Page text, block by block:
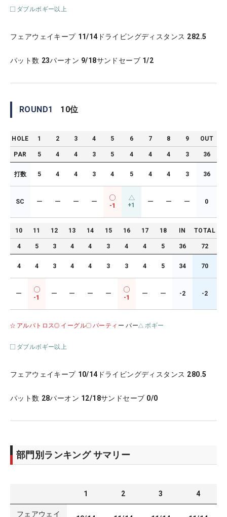
ダブルボギー以上
フェアウェイキープ 11/14 ドライビングディスタンス 282.5
パット数 23パーオン 9/18サンドセーブ 1/2
ROUND1 10位
HOLE 1 2 3 4 5 6 7 8 9 OUT
PAR 5 4 4 3 5 4 4 4 3 36
打数 5 4 4 3 4 5 4 4 3 36
SC ー ー ー ー
-1 +1 ー ー ー 0
10 11 12 13 14 15 16 17 18 IN TOTAL
4 5 3 4 4 3 4 4 5 36 72
4 4 3 4 4 3 3 4 5 34 70
ー
-1
ー ー ー ー
-1
ー ー -2 -2
アルバトロス イーグル バーティ ー パー ボギー
ダブルボギー以上
フェアウェイキープ 10/14 ドライビングディスタンス 280.5
パット数 28パーオン 12/18サンドセーブ 0/0
部門別ランキング サマリー
1 2 3 4
フェアウェイ